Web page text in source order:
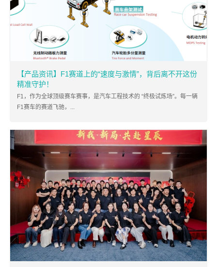
【产品资讯】F1赛道上的“速度与激情”，背后离不开这份
精准守护！
F1，作为全球顶级赛车赛事，是汽车工程技术的 “终极试炼场”。每一辆
F1赛车的赛道飞驰，...